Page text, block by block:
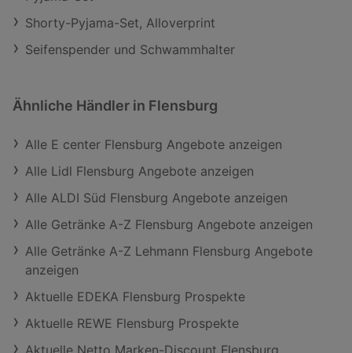
Shorty-Pyjama-Set, Alloverprint
Seifenspender und Schwammhalter
Ähnliche Händler in Flensburg
Alle E center Flensburg Angebote anzeigen
Alle Lidl Flensburg Angebote anzeigen
Alle ALDI Süd Flensburg Angebote anzeigen
Alle Getränke A-Z Flensburg Angebote anzeigen
Alle Getränke A-Z Lehmann Flensburg Angebote
anzeigen
Aktuelle EDEKA Flensburg Prospekte
Aktuelle REWE Flensburg Prospekte